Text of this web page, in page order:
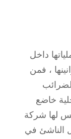
داخل
، فمن
خاضع
لها شركة
الناشئ في